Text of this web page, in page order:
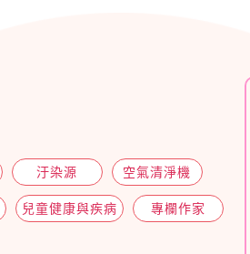
汙染源 空氣清淨機
兒童健康與疾病 專欄作家